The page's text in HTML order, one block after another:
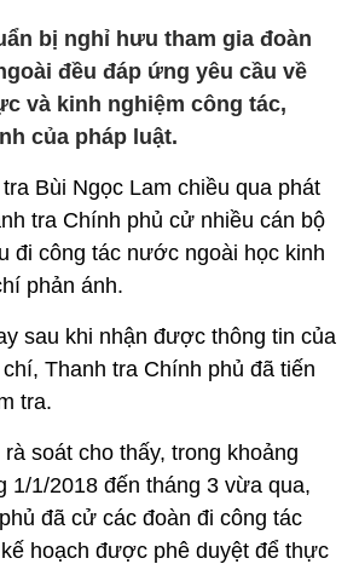
bị nghỉ hưu tham gia đoàn
đều đáp ứng yêu cầu về
và kinh nghiệm công tác,
của pháp luật.
Bùi Ngọc Lam chiều qua phát
tra Chính phủ cử nhiều cán bộ
đi công tác nước ngoài học kinh
phản ánh.
sau khi nhận được thông tin của
Thanh tra Chính phủ đã tiến
tra.
soát cho thấy, trong khoảng
1/1/2018 đến tháng 3 vừa qua,
đã cử các đoàn đi công tác
hoạch được phê duyệt để thực